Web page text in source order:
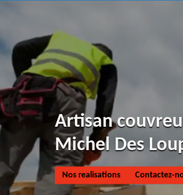
Artisan
Michel Des
Nos realisations Contactez-